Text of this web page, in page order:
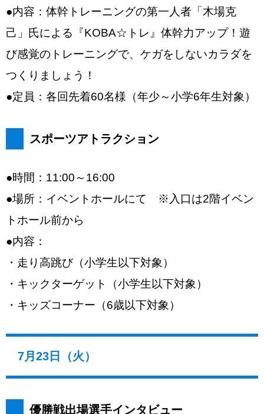
●内容：体幹トレーニングの第一人者「木場克
己」氏による『KOBA☆トレ』体幹力アップ！遊
び感覚のトレーニングで、ケガをしないカラダを
つくりましょう！
●定員：各回先着60名様（年少～小学6年生対象）
スポーツアトラクション
●時間：11:00～16:00
●場所：イベントホールにて ※入口は2階イベン
トホール前から
●内容：
・走り高跳び（小学生以下対象）
・キックターゲット（小学生以下対象）
・キッズコーナー（6歳以下対象）
7月23日（火）
優勝戦出場選手インタビュー